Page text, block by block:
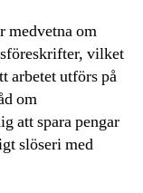
medvetna om
vilket
arbetet utförs på
om
att spara pengar
slöseri med